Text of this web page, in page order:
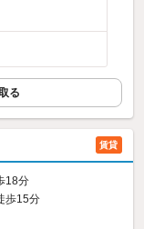
る
賃貸
18分
歩15分